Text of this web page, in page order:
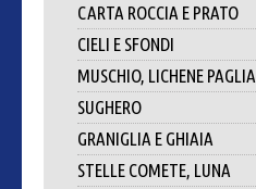
CARTA ROCCIA E PRATO
CIELI E SFONDI
MUSCHIO, LICHENE PAGLIA
SUGHERO
GRANIGLIA E GHIAIA
STELLE COMETE, LUNA